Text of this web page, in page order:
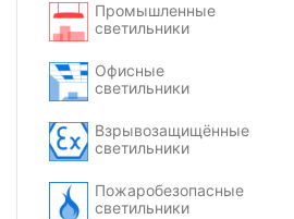
Промышленные
светильники
Офисные
светильники
Взрывозащищённые
светильники
Пожаробезопасные
светильники